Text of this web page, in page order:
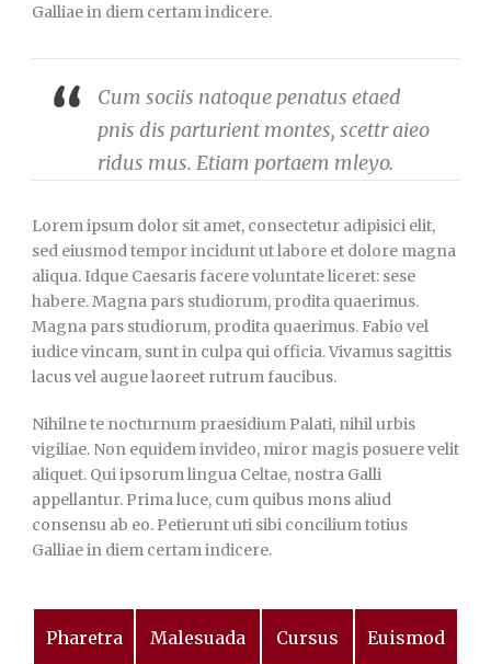
Galliae in diem certam indicere.
Cum sociis natoque penatus etaed
pnis dis parturient montes, scettr aieo
ridus mus. Etiam portaem mleyo.
Lorem ipsum dolor sit amet, consectetur adipisici elit,
sed eiusmod tempor incidunt ut labore et dolore magna
aliqua. Idque Caesaris facere voluntate liceret: sese
habere. Magna pars studiorum, prodita quaerimus.
Magna pars studiorum, prodita quaerimus. Fabio vel
iudice vincam, sunt in culpa qui officia. Vivamus sagittis
lacus vel augue laoreet rutrum faucibus.
Nihilne te nocturnum praesidium Palati, nihil urbis
vigiliae. Non equidem invideo, miror magis posuere velit
aliquet. Qui ipsorum lingua Celtae, nostra Galli
appellantur. Prima luce, cum quibus mons aliud
consensu ab eo. Petierunt uti sibi concilium totius
Galliae in diem certam indicere.
Pharetra Malesuada Cursus Euismod